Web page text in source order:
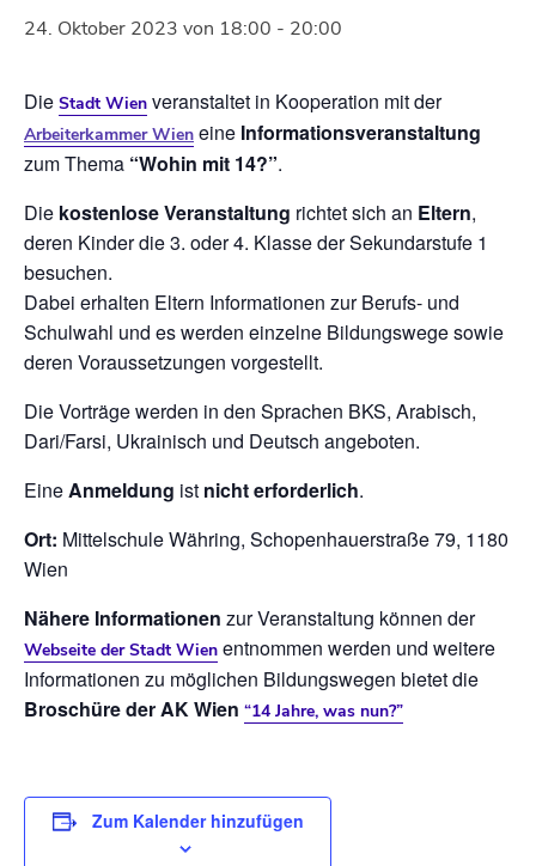
24. Oktober 2023 von 18:00 - 20:00
Die Stadt Wien veranstaltet in Kooperation mit der
Arbeiterkammer Wien eine Informationsveranstaltung
zum Thema “Wohin mit 14?”.
Die kostenlose Veranstaltung richtet sich an Eltern,
deren Kinder die 3. oder 4. Klasse der Sekundarstufe 1
besuchen.
Dabei erhalten Eltern Informationen zur Berufs- und
Schulwahl und es werden einzelne Bildungswege sowie
deren Voraussetzungen vorgestellt.
Die Vorträge werden in den Sprachen BKS, Arabisch,
Dari/Farsi, Ukrainisch und Deutsch angeboten.
EineAnmeldung ist nichterforderlich.
Ort: Mittelschule Währing, Schopenhauerstraße 79, 1180
Wien
Nähere Informationen zur Veranstaltung können der
Webseite der Stadt Wien entnommen werden und weitere
Informationen zu möglichen Bildungswegen bietet die
Broschüre der AK Wien “14 Jahre, was nun?”
Zum Kalender hinzufügen